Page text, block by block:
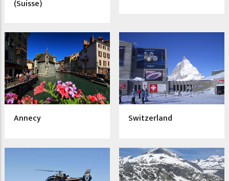
(Suisse)
Annecy Switzerland